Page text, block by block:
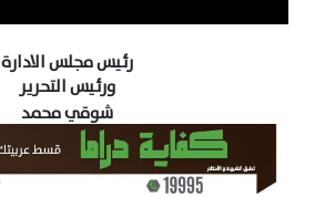
رئيس مجلس الادارة
ورئيس التحرير
شوقي محمد